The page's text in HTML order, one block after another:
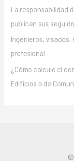
La responsabilidad
publican sus
Ingenieros,
profesional
¿Cómo calculo el
Edificios o de
©